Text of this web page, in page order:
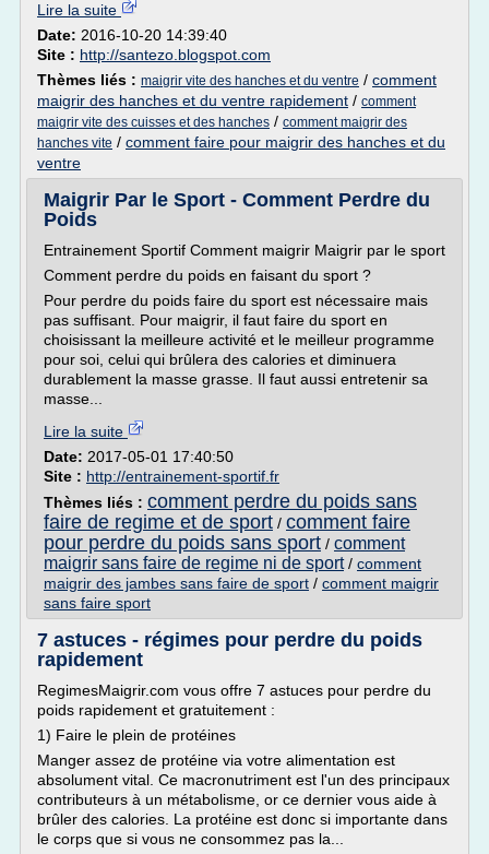
Lire la suite
Date: 2016-10-20 14:39:40
Site : http://santezo.blogspot.com
Thèmes liés : maigrir vite des hanches et du ventre / comment
maigrir des hanches et du ventre rapidement / comment
maigrir vite des cuisses et des hanches / comment maigrir des
hanches vite / comment faire pour maigrir des hanches et du
ventre
Maigrir Par le Sport - Comment Perdre du
Poids
Entrainement Sportif Comment maigrir Maigrir par le sport
Comment perdre du poids en faisant du sport ?
Pour perdre du poids faire du sport est nécessaire mais
pas suffisant. Pour maigrir, il faut faire du sport en
choisissant la meilleure activité et le meilleur programme
pour soi, celui qui brûlera des calories et diminuera
durablement la masse grasse. Il faut aussi entretenir sa
masse...
Lire la suite
Date: 2017-05-01 17:40:50
Site : http://entrainement-sportif.fr
Thèmes liés : comment perdre du poids sans
faire de regime et de sport / comment faire
pour perdre du poids sans sport / comment
maigrir sans faire de regime ni de sport/ comment
maigrir des jambes sans faire de sport / comment maigrir
sans faire sport
7 astuces - régimes pour perdre du poids
rapidement
RegimesMaigrir.com vous offre 7 astuces pour perdre du
poids rapidement et gratuitement :
1) Faire le plein de protéines
Manger assez de protéine via votre alimentation est
absolument vital. Ce macronutriment est l'un des principaux
contributeurs à un métabolisme, or ce dernier vous aide à
brûler des calories. La protéine est donc si importante dans
le corps que si vous ne consommez pas la...